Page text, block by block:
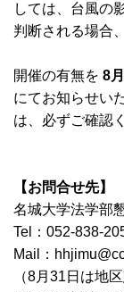
しては、台風の
判断される場合
開催の有無を 8
にてお知らせい
は、必ずご確認
【お問合せ先】
名城大学法学部
Tel：052-838-
Mail：
（8月31日は地